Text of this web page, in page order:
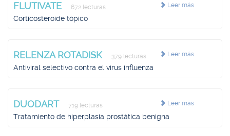
Leer más
FLUTIVATE 672 lecturas
Corticosteroide tópico
Leer más
RELENZA ROTADISK 379 lecturas
Antiviral selectivo contra el virus influenza
Leer más
DUODART 719 lecturas
Tratamiento de hiperplasia prostática benigna